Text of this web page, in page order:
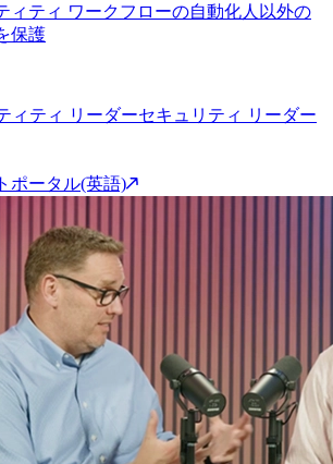
ィティ ワークフローの自動化人以外の
保護
ィティ リーダーセキュリティ リーダー
ポータル(英語)